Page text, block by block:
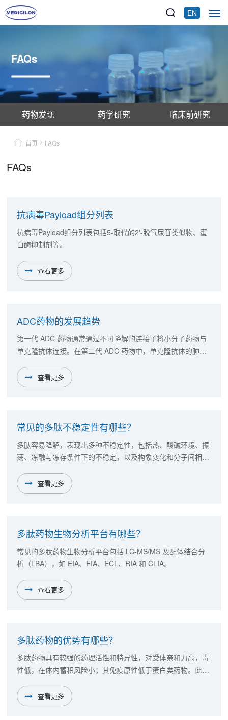
EN
FAQs
药物发现 药学研究 临床前研究
首页 FAQs
FAQs
抗病毒Payload组分列表
抗病毒Payload组分列表包括5-取代的2'-脱氧尿苷类似物、蛋
白酶抑制剂等。
查看更多
ADC药物的发展趋势
第一代 ADC 药物通常通过不可降解的连接子将小分子药物与
单克隆抗体连接。在第二代 ADC 药物中，单克隆抗体的肿瘤
查看更多
常见的多肽不稳定性有哪些？
多肽容易降解，表现出多种不稳定性，包括热、酸碱环境、振
荡、冻融与冻存条件下的不稳定，以及构象变化和分子间相互
查看更多
多肽药物生物分析平台有哪些？
常见的多肽药物生物分析平台包括 LC-MS/MS 及配体结合分
析（LBA），如 EIA、FIA、ECL、RIA 和 CLIA。
查看更多
多肽药物的优势有哪些？
多肽药物具有较强的药理活性和特异性，对受体亲和力高，毒
性低，在体内蓄积风险小；其免疫原性低于蛋白类药物。此
查看更多